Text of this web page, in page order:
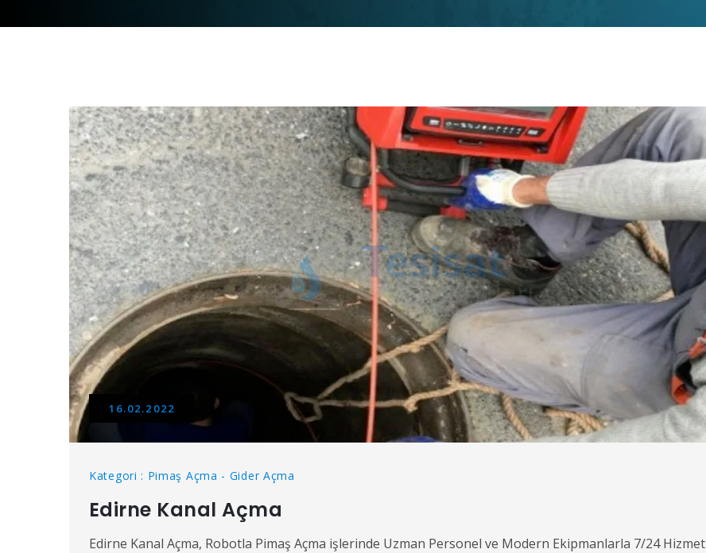
16.02.2022
Kategori : Pimaş Açma - Gider Açma
Edirne Kanal Açma
Edirne Kanal Açma, Robotla Pimaş Açma işlerinde Uzman Personel ve Modern Ekipmanlarla 7/24 Hizmet